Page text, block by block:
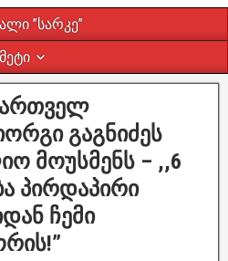
”სარკე”
მეტი
გაგნიძეს
მოუსმენს – ,,6
პირდაპირი
ჩემი